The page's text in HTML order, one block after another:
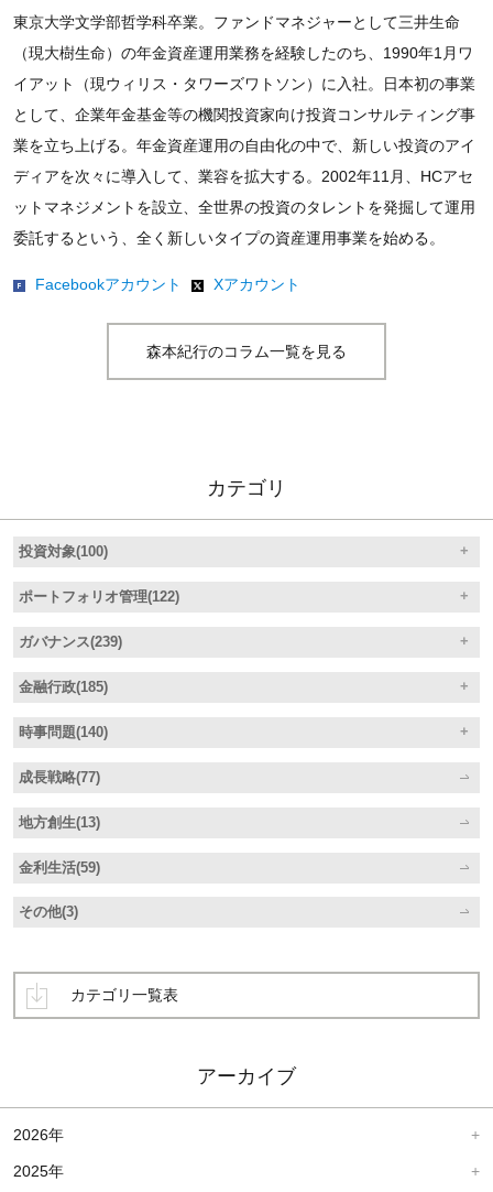
東京大学文学部哲学科卒業。ファンドマネジャーとして三井生命
（現大樹生命）の年金資産運用業務を経験したのち、1990年1月ワ
イアット（現ウィリス・タワーズワトソン）に入社。日本初の事業
として、企業年金基金等の機関投資家向け投資コンサルティング事
業を立ち上げる。年金資産運用の自由化の中で、新しい投資のアイ
ディアを次々に導入して、業容を拡大する。2002年11月、HCアセ
ットマネジメントを設立、全世界の投資のタレントを発掘して運用
委託するという、全く新しいタイプの資産運用事業を始める。
Facebookアカウント Xアカウント
森本紀行のコラム一覧を見る
カテゴリ
投資対象(100)
ポートフォリオ管理(122)
ガバナンス(239)
金融行政(185)
時事問題(140)
成長戦略(77)
地方創生(13)
金利生活(59)
その他(3)
カテゴリ一覧表
アーカイブ
2026年
2025年